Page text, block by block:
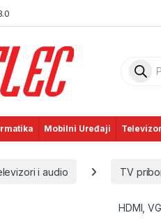
Mobilni Uređaji
i audio TV
HDMI,